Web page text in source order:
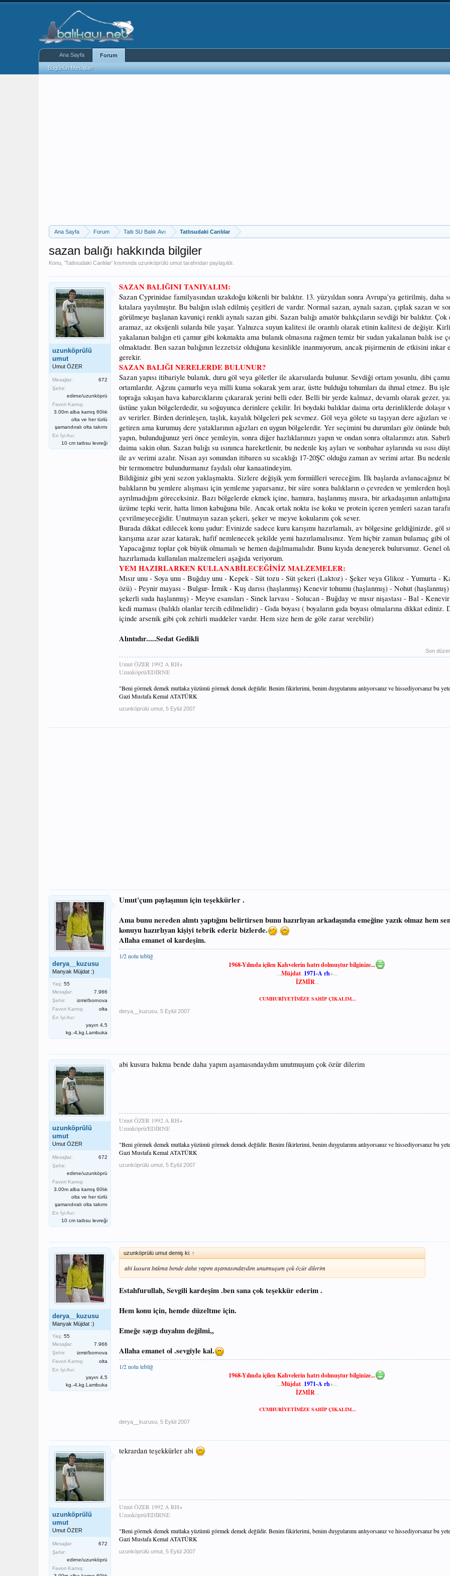
Ana Sayfa Forum Tatlı SU Balık Avı Tatlısudaki Canlılar
sazan balığı hakkında bilgiler
Konu, 'Tatlısudaki Canlılar' kısmında uzunköprülü umut tarafından paylaşıldı.
uzunköprülü
umut
Umut ÖZER
Mesajlar:
672
Şehir:
edirne/uzunköprü
Favori Kamış:
3.00m alba kamış 60lık
olta ve her türlü
şamandıralı olta takımı
En İyi Avı:
10 cm tatlısu levreği
SAZAN BALIĞINI TANIYALIM:
Sazan Cyprinidae familyasından uzakdoğu kökenli bir balıktır. 13. yüzyıldan sonra Avrupa’ya getirilmiş, daha
kıtalara yayılmıştır. Bu balığın ıslah edilmiş çeşitleri de vardır. Normal sazan, aynalı sazan, çıplak sazan ve
görülmeye başlanan kavuniçi renkli aynalı sazan gibi. Sazan balığı amatör balıkçıların sevdiği bir balıktır.
aramaz, az oksijenli sularda bile yaşar. Yalnızca suyun kalitesi ile orantılı olarak etinin kalitesi de değişir.
yakalanan balığın eti çamur gibi kokmakta ama bulanık olmasına rağmen temiz bir sudan yakalanan balık ise
olmaktadır. Ben sazan balığının lezzetsiz olduğuna kesinlikle inanmıyorum, ancak pişirmenin de etkisini inkar
gerekir.
SAZAN BALIĞI NERELERDE BULUNUR?
Sazan yapısı itibariyle bulanık, duru göl veya göletler ile akarsularda bulunur. Sevdiği ortam yosunlu, dibi
ortamlardır. Ağzını çamurlu veya milli kuma sokarak yem arar, üstte bulduğu tohumları da ihmal etmez. Bu
toprağa sıkışan hava kabarcıklarını çıkararak yerini belli eder. Belli bir yerde kalmaz, devamlı olarak gezer,
üstüne yakın bölgelerdedir, su soğuyunca derinlere çekilir. İri boydaki balıklar daima orta derinliklerde dolaşır
av verirler. Birden derinleşen, taşlık, kayalık bölgeleri pek sevmez. Göl veya gölete su taşıyan dere ağızları ve
getiren ama kurumuş dere yataklarının ağızları en uygun bölgelerdir. Yer seçimini bu durumları göz önünde
yapın, bulunduğunuz yeri önce yemleyin, sonra diğer hazlıklarınızı yapın ve ondan sonra oltalarınızı atın.
daima sakin olun. Sazan balığı su ısınınca hareketlenir, bu nedenle kış ayları ve sonbahar aylarında su ısısı
ile av verimi azalır. Nisan ayı sonundan itibaren su sıcaklığı 17-20ŞC olduğu zaman av verimi artar. Bu
bir termometre bulundurmanız faydalı olur kanaatindeyim.
Bildiğiniz gibi yeni sezon yaklaşmakta. Sizlere değişik yem formülleri vereceğim. İlk başlarda avlanacağınız
balıkların bu yemlere alışması için yemleme yaparsanız, bir süre sonra balıkların o çevreden ve yemlerden
ayrılmadığını göreceksiniz. Bazı bölgelerde ekmek içine, hamura, haşlanmış mısıra, bir arkadaşımın
üzüme tepki verir, hatta limon kabuğuna bile. Ancak ortak nokta ise koku ve protein içeren yemleri sazan
çevrilmeyeceğidir. Unutmayın sazan şekeri, şeker ve meyve kokularını çok sever.
Burada dikkat edilecek konu şudur: Evinizde sadece kuru karışımı hazırlamalı, av bölgesine geldiğinizde, göl
karışıma azar azar katarak, hafif nemlenecek şekilde yemi hazırlamalısınız. Yem hiçbir zaman bulamaç gibi
Yapacağınız toplar çok büyük olmamalı ve hemen dağılmamalıdır. Bunu kıyıda deneyerek bulursunuz. Genel
hazırlamada kullanılan malzemeleri aşağıda veriyorum.
YEM HAZIRLARKEN KULLANABİLECEĞİNİZ MALZEMELER:
Mısır unu - Soya unu - Buğday unu - Kepek - Süt tozu - Süt şekeri (Laktoz) - Şeker veya Glikoz - Yumurta -
özü) - Peynir mayası - Bulgur- İrmik - Kuş darısı (haşlanmış) Kenevir tohumu (haşlanmış) - Nohut
şekerli suda haşlanmış) - Meyve esansları - Sinek larvası - Solucan - Buğday ve mısır nişastası - Bal -
kedi maması (balıklı olanlar tercih edilmelidir) - Gıda boyası ( boyaların gıda boyası olmalarına dikkat ediniz.
içinde arsenik gibi çok zehirli maddeler vardır. Hem size hem de göle zarar verebilir)
Alıntıdır.....Sedat Gedikli
Son
Umut ÖZER 1992 A RH+
Uzunköprü/EDİRNE
"Beni görmek demek mutlaka yüzümü görmek demek değildir. Benim fikirlerimi, benim duygularımı anlıyorsanız ve hissediyorsanız bu
Gazi Mustafa Kemal ATATÜRK
uzunköprülü umut 5 Eylül 2007
derya__kuzusu
Manyak Müjdat :)
Yaş: 55
Mesajlar:
7.966
Şehir:
izmir/bornova
Favori Kamış:
olta
En İyi Avı:
yayın 4,5
kg.-4,kg.Lambuka
Umut'çum paylaşımın için teşekkürler .
Ama bunu nereden alıntı yaptığını belirtirsen bunu hazırlıyan arkadaşında emeğine yazık olmaz hem
konuyu hazırlıyan kişiyi tebrik ederiz bizlerde.
Allaha emanet ol kardeşim.
1/2 nolu tebliğ
1968-Yılında içilen Kahvelerin hatrı dolmuştur bilginize...
Müjdat 1971-A rh+...
İZMİR
CUMHURİYETİMİZE SAHİP ÇIKALIM...
derya__kuzusu 5 Eylül 2007
uzunköprülü
umut
Umut ÖZER
Mesajlar:
672
Şehir:
edirne/uzunköprü
Favori Kamış:
3.00m alba kamış 60lık
olta ve her türlü
şamandıralı olta takımı
En İyi Avı:
10 cm tatlısu levreği
abi kusura bakma bende daha yapım aşamasındaydım unutmuşum çok özür dilerim
Umut ÖZER 1992 A RH+
Uzunköprü/EDİRNE
"Beni görmek demek mutlaka yüzümü görmek demek değildir. Benim fikirlerimi, benim duygularımı anlıyorsanız ve hissediyorsanız bu
Gazi Mustafa Kemal ATATÜRK
uzunköprülü umut 5 Eylül 2007
derya__kuzusu
Manyak Müjdat :)
Yaş: 55
Mesajlar:
7.966
Şehir:
izmir/bornova
Favori Kamış:
olta
En İyi Avı:
yayın 4,5
kg.-4,kg.Lambuka
uzunköprülü umut demiş ki: ↑
abi kusura bakma bende daha yapım aşamasındaydım unutmuşum çok özür dilerim
Estahfurullah, Sevgili kardeşim .ben sana çok teşekkür ederim .
Hem konu için, hemde düzeltme için.
Emeğe saygı duyalım değilmi,,
Allaha emanet ol .sevgiyle kal.
1/2 nolu tebliğ
1968-Yılında içilen Kahvelerin hatrı dolmuştur bilginize...
Müjdat 1971-A rh+...
İZMİR
CUMHURİYETİMİZE SAHİP ÇIKALIM...
derya__kuzusu 5 Eylül 2007
uzunköprülü
umut
Umut ÖZER
Mesajlar:
672
Şehir:
edirne/uzunköprü
Favori Kamış:
tekrardan teşekkürler abi
Umut ÖZER 1992 A RH+
Uzunköprü/EDİRNE
"Beni görmek demek mutlaka yüzümü görmek demek değildir. Benim fikirlerimi, benim duygularımı anlıyorsanız ve hissediyorsanız bu
Gazi Mustafa Kemal ATATÜRK
uzunköprülü umut 5 Eylül 2007
Ana Sayfa Forum
Bugünün Mesajları